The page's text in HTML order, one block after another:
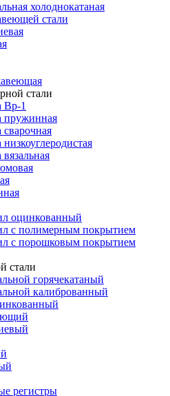
холоднокатаная
стали
стали
Вр-1
пружинная
оцинкованный
с полимерным покрытием
с порошковым покрытием
стали
горячекатаный
калиброванный
регистры